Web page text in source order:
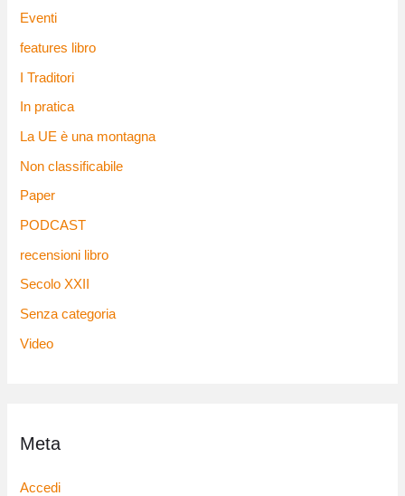
Eventi
features libro
I Traditori
In pratica
La UE è una montagna
Non classificabile
Paper
PODCAST
recensioni libro
Secolo XXII
Senza categoria
Video
Meta
Accedi